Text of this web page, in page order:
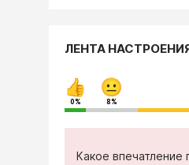
ЛЕНТА
0% 8%
Какое впечатление